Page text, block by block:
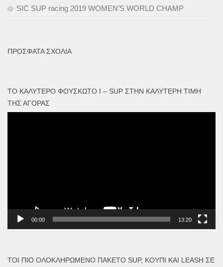
SIC SUP racing 2019 WOMEN’S WORLD CHAMP
ΠΡΌΣΦΑΤΑ ΣΧΌΛΙΑ
ΤΟ ΚΑΛΎΤΕΡΟ ΦΟΥΣΚΩΤΟ I – SUP ΣΤΗΝ ΚΑΛΎΤΕΡΗ ΤΙΜΉ
ΤΗΣ ΑΓΟΡΆΣ
00:00 13:20
ΤΟΙ ΠΙΟ ΟΛΟΚΛΗΡΩΜΈΝΟ ΠΑΚΈΤΟ SUP, ΚΟΥΠΊ ΚΑΙ LEASH ΣΕ